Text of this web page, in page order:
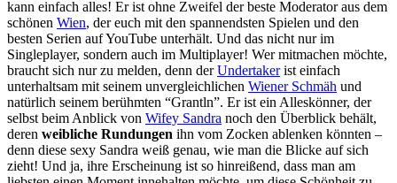
kann einfach alles! Er ist ohne Zweifel der beste Moderator aus dem
schönen Wien, der euch mit den spannendsten Spielen und den
besten Serien auf YouTube unterhält. Und das nicht nur im
Singleplayer, sondern auch im Multiplayer! Wer mitmachen möchte,
braucht sich nur zu melden, denn derUndertakerist einfach
unterhaltsam mit seinem unvergleichlichen Wiener Schmäh und
natürlich seinem berühmten “Grantln”. Er ist ein Alleskönner, der
selbst beim Anblick von Wifey Sandra noch den Überblick behält,
deren weibliche Rundungen ihn vom Zocken ablenken könnten –
denn diese sexy Sandra weiß genau, wie man die Blicke auf sich
zieht! Und ja, ihre Erscheinung ist so hinreißend, dass man am